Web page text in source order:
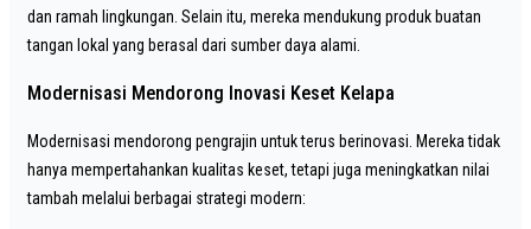
dan ramah lingkungan. Selain itu, mereka mendukung produk buatan
tangan lokal yang berasal dari sumber daya alami.
Modernisasi Mendorong Inovasi Keset Kelapa
Modernisasi mendorong pengrajin untuk terus berinovasi. Mereka tidak
hanya mempertahankan kualitas keset, tetapi juga meningkatkan nilai
tambah melalui berbagai strategi modern: